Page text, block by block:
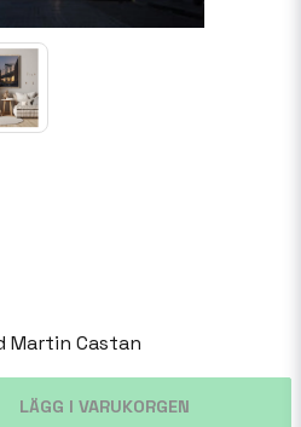
Martin Castan
LÄGG I VARUKORGEN